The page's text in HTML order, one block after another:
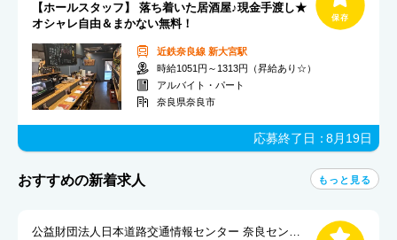
【ホールスタッフ】 落ち着いた居酒屋♪現金手渡し★
オシャレ自由＆まかない無料！
近鉄奈良線 新大宮駅
時給1051円～1313円（昇給あり☆）
アルバイト・パート
奈良県奈良市
応募終了日：8月19日
おすすめの新着求人 もっと見る
公益財団法人日本道路交通情報センター 奈良センター